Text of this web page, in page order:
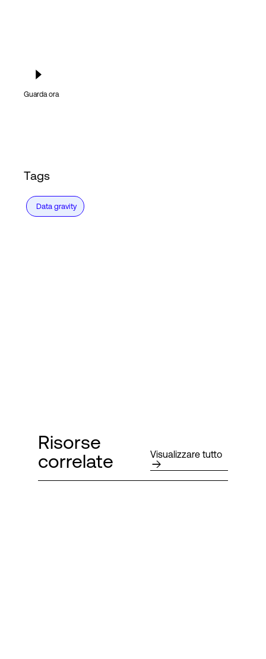
Guarda ora
Tags
Data gravity
Risorse
correlate
Visualizzare tutto